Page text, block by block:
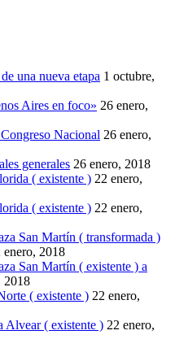
una nueva etapa 1 octubre,
Aires en foco» 26 enero,
Nacional 26 enero,
generales 26 enero, 2018
( existente ) 22 enero,
( existente ) 22 enero,
San Martín ( transformada )
enero, 2018
San Martín ( existente ) a
2018
( existente ) 22 enero,
Alvear ( existente ) 22 enero,